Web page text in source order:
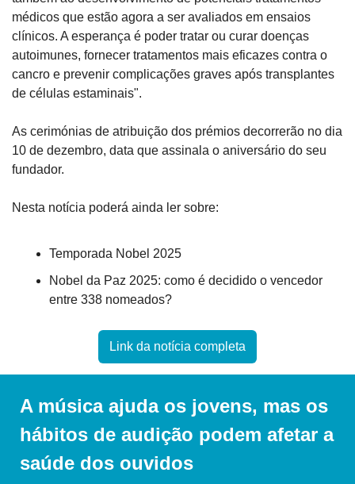
médicos que estão agora a ser avaliados em ensaios
clínicos. A esperança é poder tratar ou curar doenças
autoimunes, fornecer tratamentos mais eficazes contra o
cancro e prevenir complicações graves após transplantes
de células estaminais".
As cerimónias de atribuição dos prémios decorrerão no dia
10 de dezembro, data que assinala o aniversário do seu
fundador.
Nesta notícia poderá ainda ler sobre:
Temporada Nobel 2025
Nobel da Paz 2025: como é decidido o vencedor
entre 338 nomeados?
Link da notícia completa
A música ajuda os jovens, mas os
hábitos de audição podem afetar a
saúde dos ouvidos